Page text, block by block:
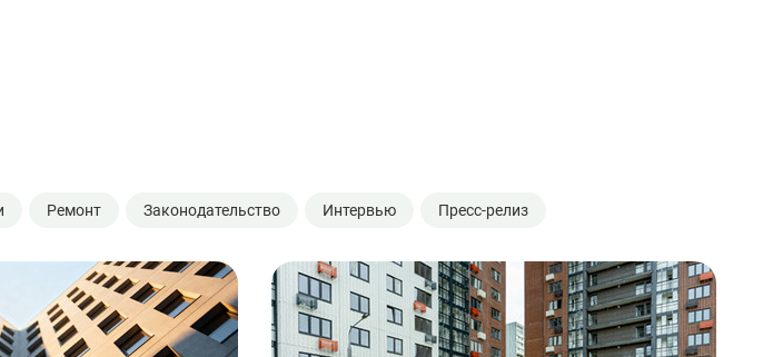
Ремонт Законодательство Интервью Пресс-релиз